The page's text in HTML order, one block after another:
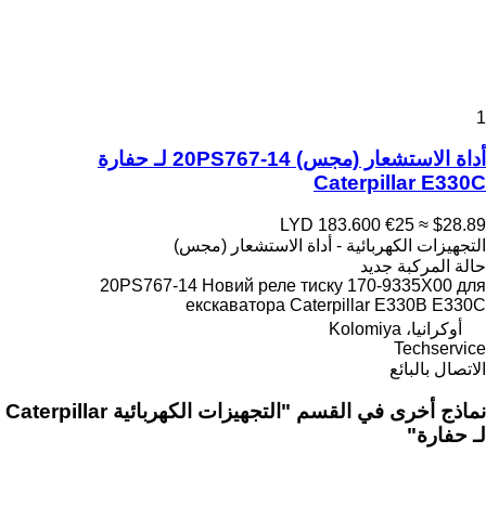
1
أداة الاستشعار (مجس) 20PS767-14 لـ حفارة
Caterpillar E330C
LYD 183.600 €25 ≈ $28.89
التجهيزات الكهربائية - أداة الاستشعار (مجس)
حالة المركبة جديد
20PS767-14 Новий реле тиску 170-9335X00 для
екскаватора Caterpillar E330B E330C
أوكرانيا، Kolomiya
Techservice
الاتصال بالبائع
نماذج أخرى في القسم "التجهيزات الكهربائية Caterpillar
لـ حفارة"